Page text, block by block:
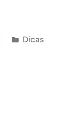
Publicado
Dicas